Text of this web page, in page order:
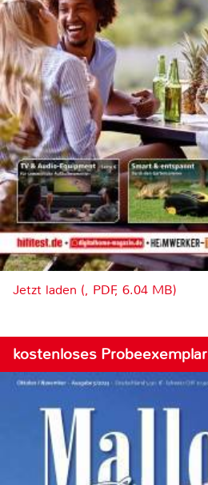
Jetzt laden (, PDF, 6.04 MB)
kostenloses Probeexemplar